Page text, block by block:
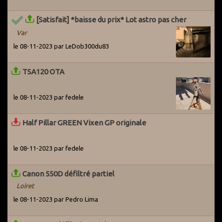
ailleurs, des systèmes ont été mis en place pour détecter les
potentiels arnaqueurs dès leur entrée sur le site.
[Satisfait] *baisse du prix* Lot astro pas cher
Var
le 08-11-2023 par LeDob300du83
TSA120 OTA
le 08-11-2023 par fedele
Half Pillar GREEN Vixen GP originale
le 08-11-2023 par fedele
Canon 550D défiltré partiel
Loiret
le 08-11-2023 par Pedro Lima